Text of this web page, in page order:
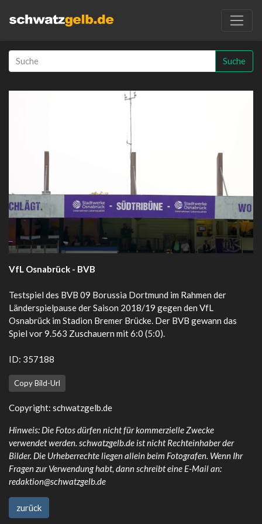
Suche
VfL Osnabrück - BVB
Testspiel des BVB 09 Borussia Dortmund im Rahmen der
Länderspielpause der Saison 2018/19 gegen den VfL
Osnabrück im Stadion Bremer Brücke. Der BVB gewann das
Spiel vor 9.563 Zuschauern mit 6:0 (5:0).
ID: 357188
Copy Bild-Url
Copyright: schwatzgelb.de
Hinweis: Die Fotos dürfen nicht für kommerzielle Zwecke
verwendet werden. schwatzgelb.de ist nicht Rechteinhaber der
Bilder. Die Urheberrechte liegen allein beim Fotografen. Wenn Ihr
Fragen zur Verwendung habt, dann schreibt eine E-Mail an:
redaktion@schwatzgelb.de
zurück